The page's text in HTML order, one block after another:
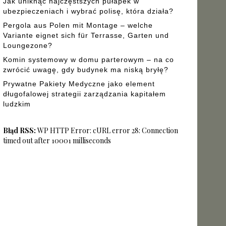
ubezpieczeniach i wybrać polisę, która działa?
Pergola aus Polen mit Montage – welche
Variante eignet sich für Terrasse, Garten und
Loungezone?
Komin systemowy w domu parterowym – na co
zwrócić uwagę, gdy budynek ma niską bryłę?
Prywatne Pakiety Medyczne jako element
długofalowej strategii zarządzania kapitałem
ludzkim
Błąd RSS:WP HTTP Error: cURL error 28: Connection
timed out after 10001 milliseconds